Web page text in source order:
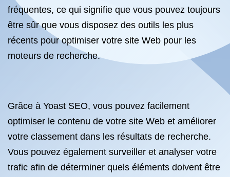
fréquentes, ce qui signifie que vous pouvez toujours
être sûr que vous disposez des outils les plus
récents pour optimiser votre site Web pour les
moteurs de recherche.
Grâce à Yoast SEO, vous pouvez facilement
optimiser le contenu de votre site Web et améliorer
votre classement dans les résultats de recherche.
Vous pouvez également surveiller et analyser votre
trafic afin de déterminer quels éléments doivent être